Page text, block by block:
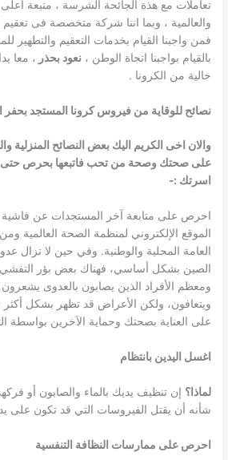
تعاملات مع هذة الجائحة الشرسة ، متبعة اعلى
والعالمية ، وبما اننا شركة متخصصة فى تعقيم
فمن واجبنا القيام بخدمات التعقيم والتطهير
بالقيام بواجبنا اتجاة الوطن ،نعود بحذر ، معا
خالية من الكرونا .
نصائح للوقاية من فيروس كرونا المستجد بحفر
والان اخى الكريم اليك بعض النصائح المنزلية
على صحتك وصحة من تحب فاتبعها بحرص حتى
اسرتك :-
الموقع الإلكتروني لمنظمة الصحة العالمية
الصين بشكل أساسي، فهناك بعض بؤر
ومعظم الأفراد الذين يصابون بالعدوى
ويتعافون، ولكن الأعراض قد تظهر بشكل
على العناية بصحتك وحماية الآخرين بواسطة
اغسل اليدين بانتظام
لماذا؟ إن تنظيف يديك بالماء والصابون أو
شأنه أن يقتل الفيروسات التي قد تكون على
احرص على ممارسات النظافة التنفسية